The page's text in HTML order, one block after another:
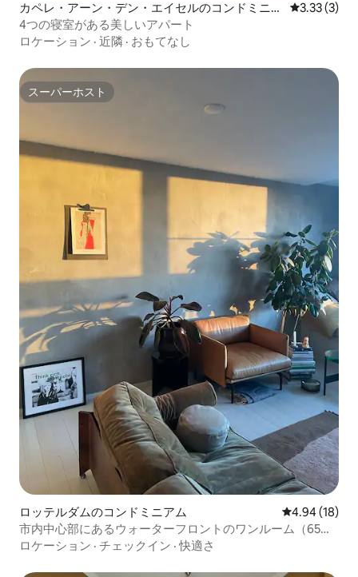
カペレ・アーン・デン・エイセルのコンドミニア
ム
レビュー3
3.33 (3)
4つの寝室がある美しいアパート
ロケーション · 近隣 · おもてなし
スーパーホスト
スーパーホスト
ロッテルダムのコンドミニアム レビュー18
4.94 (18)
市内中心部にあるウォーターフロントのワンルーム（65平
方メートル）
ロケーション · チェックイン ·快適さ